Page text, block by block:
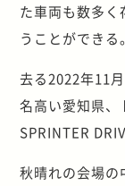
た車両も数多
うことができる。
去る2022年11
名高い愛知県、
SPRINTER
秋晴れの会場の